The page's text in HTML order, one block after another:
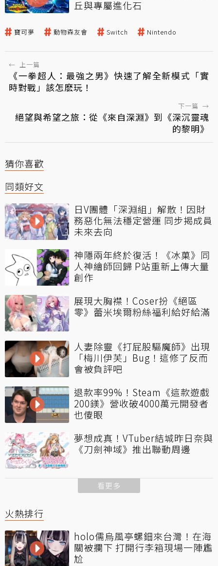
丘與專屬進化石
寶可夢 動物森友會 Switch Nintendo
← 上一篇
《一拳超人：最強之男》快速了解全新模式「實
時對戰」該怎麽玩！
下一篇 →
絕望與希望之旅：從《來自深淵》到《深沉靈魂
的黎明》
猜你喜歡
同類好文
日V團體「深淵組」解散！因財
務惡化無法穩定營運 同步揭成員
未來去向
神隱兩年終於復活！《冰菓》同
人神繪師回歸 P站重新上傳大量
創作
展現大胸襟！Coser扮《絕區
零》蕾米埃爾粉絲福利給好給滿
人妻除靈《打屁股驅魔師》出現
「梅川伊芙」Bug！這修了反而
會被負評吧
退款率99%！Steam《這款遊戲
200鎂》營收破4000萬元開發者
也傻眼
夢想成真！VTuber結城昨日奈與
《刀劍神域》推出聯動周邊
看更多
火熱排行
holo儒烏風亭螺鈿來台灣！在海
關被攔下 打開行李箱現場一陣尷
尬